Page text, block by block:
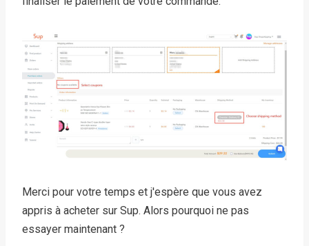
Merci pour votre temps et j'espère que vous avez
appris à acheter sur Sup. Alors pourquoi ne pas
essayer maintenant ?